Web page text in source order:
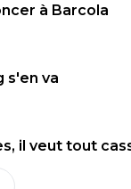
à Barcola
s'en va
il veut tout